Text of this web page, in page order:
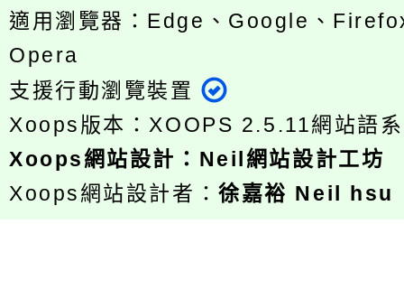
適用瀏覽器：Edge、Google、
Opera
支援行動瀏覽裝置
Xoops版本：XOOPS 2.5.11網站語
Xoops網站設計 ： Neil網站設計工坊
Xoops網站設計者：徐嘉裕 Neil hsu